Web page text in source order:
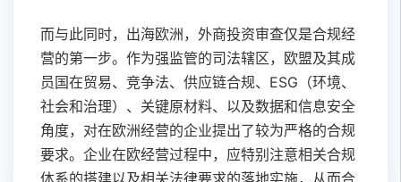
而与此同时，出海欧洲，外商投资审查仅是合规经
营的第一步。作为强监管的司法辖区，欧盟及其成
员国在贸易、竞争法、供应链合规、ESG（环境、
社会和治理）、关键原材料、以及数据和信息安全
角度，对在欧洲经营的企业提出了较为严格的合规
要求。企业在欧经营过程中，应特别注意相关合规
体系的搭建以及相关法律要求的落地实施，从而合